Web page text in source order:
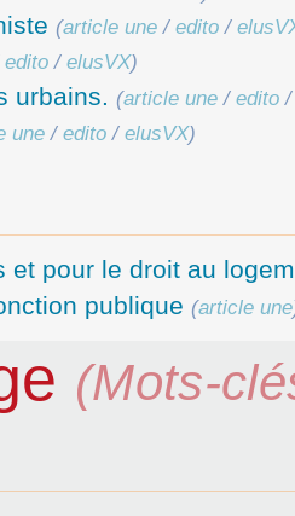
(article une / edito /
edito / elusVX)
urbains. (article une / edito /
une / edito / elusVX)
et pour le droit au
publique (article une
(Mots-